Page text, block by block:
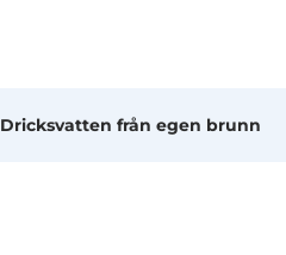
Dricksvatten från egen brunn